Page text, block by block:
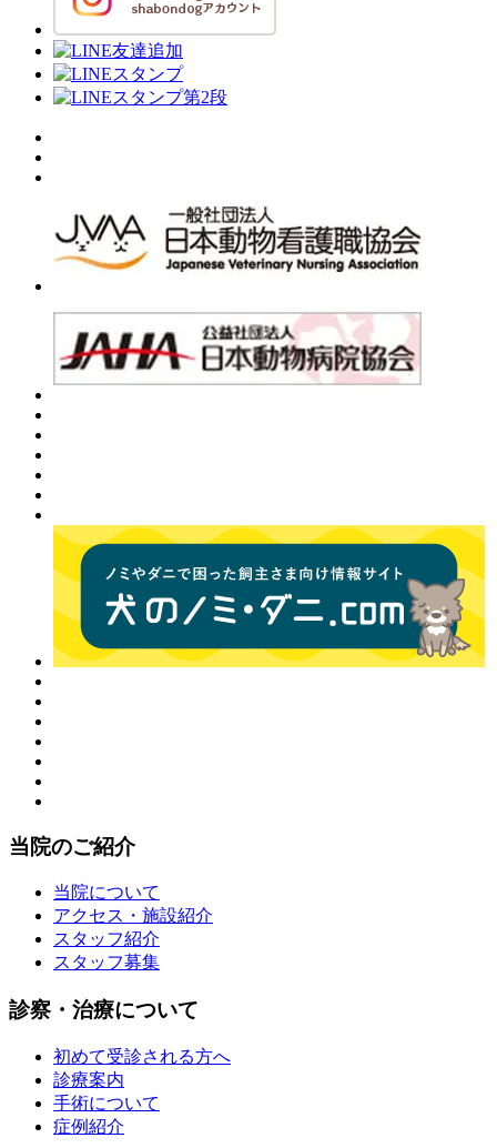
当院のご紹介
当院について
アクセス・施設紹介
スタッフ紹介
スタッフ募集
診察・治療について
初めて受診される方へ
診療案内
手術について
症例紹介